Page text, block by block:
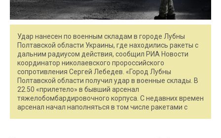
Удар нанесен по военным складам в городе Лубны
Полтавской области Украины, где находились ракеты с
дальним радиусом действия, сообщил РИА Новости
координатор николаевского пророссийского
сопротивления Сергей Лебедев. «Город Лубны
Полтавской области получил удар в военные склады. В
22.50 «прилетело» в бывший арсенал
тяжелобомбардировочного корпуса. С недавних времен
арсенал начал наполняться в том числе ракетами с